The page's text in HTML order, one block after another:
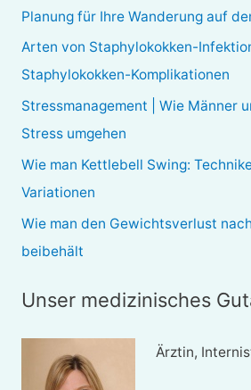
e
n
n
Planung für Ihre Wanderung auf
Arten von Staphylokokken-
Staphylokokken-Komplikationen
Stressmanagement | Wie Männer
Stress umgehen
Wie man Kettlebell Swing:
Variationen
Wie man den Gewichtsverlust
beibehält
Unser medizinisches
Ärztin,